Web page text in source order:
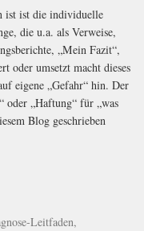
ist ist die individuelle
die u.a. als Verweise,
„Mein Fazit“,
oder umsetzt macht dieses
eigene „Gefahr“ hin. Der
oder „Haftung“ für „was
Blog geschrieben
Leitfaden,